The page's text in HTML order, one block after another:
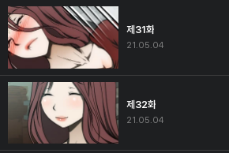
제31화
21.05.04
제32화
21.05.04